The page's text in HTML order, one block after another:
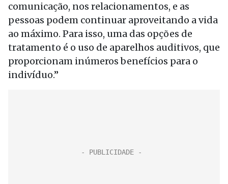
comunicação, nos relacionamentos, e as
pessoas podem continuar aproveitando a vida
ao máximo. Para isso, uma das opções de
tratamento é o uso de aparelhos auditivos, que
proporcionam inúmeros benefícios para o
indivíduo.”